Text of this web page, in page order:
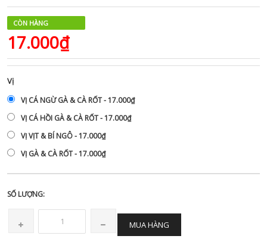
CÒN HÀNG
17.000₫
Vị
VỊ CÁ NGỪ GÀ & CÀ RỐT - 17.000₫
VỊ CÁ HỒI GÀ & CÀ RỐT - 17.000₫
VỊ VỊT & BÍ NGÔ - 17.000₫
VỊ GÀ & CÀ RỐT - 17.000₫
SỐ LƯỢNG:
MUA HÀNG